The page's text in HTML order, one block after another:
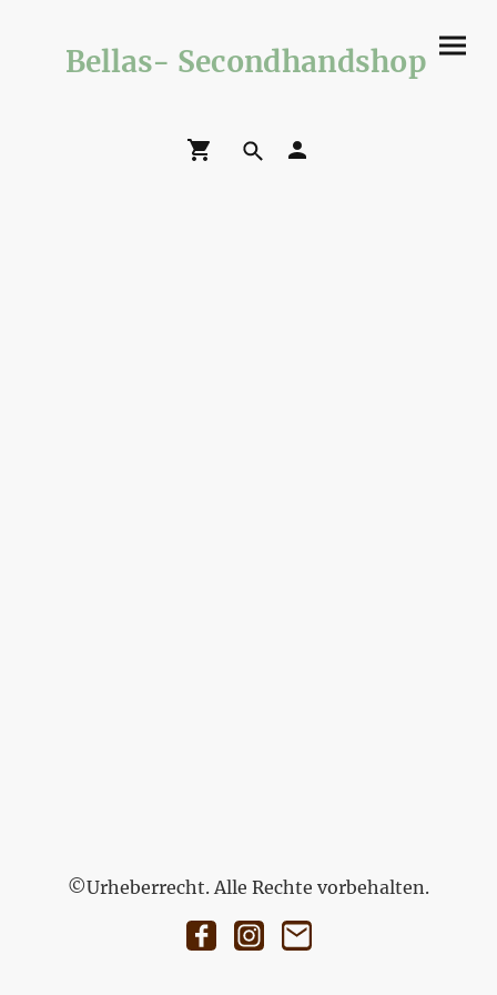
Bellas- Secondhandshop
©Urheberrecht. Alle Rechte vorbehalten.